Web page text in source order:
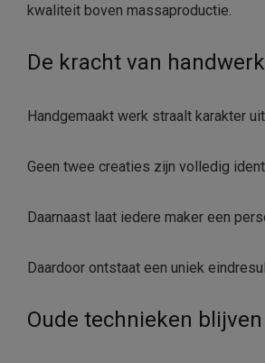
kwaliteit boven massaproductie.
De kracht van handwerk
Handgemaakt werk straalt karakter uit.
Geen twee creaties zijn volledig
Daarnaast laat iedere maker een
Daardoor ontstaat een uniek
Oude technieken